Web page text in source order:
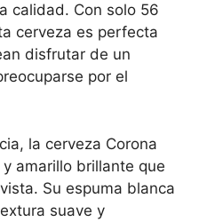
calidad. Con solo 56
cerveza es perfecta
disfrutar de un
por el
la cerveza Corona
amarillo brillante que
Su espuma blanca
suave y